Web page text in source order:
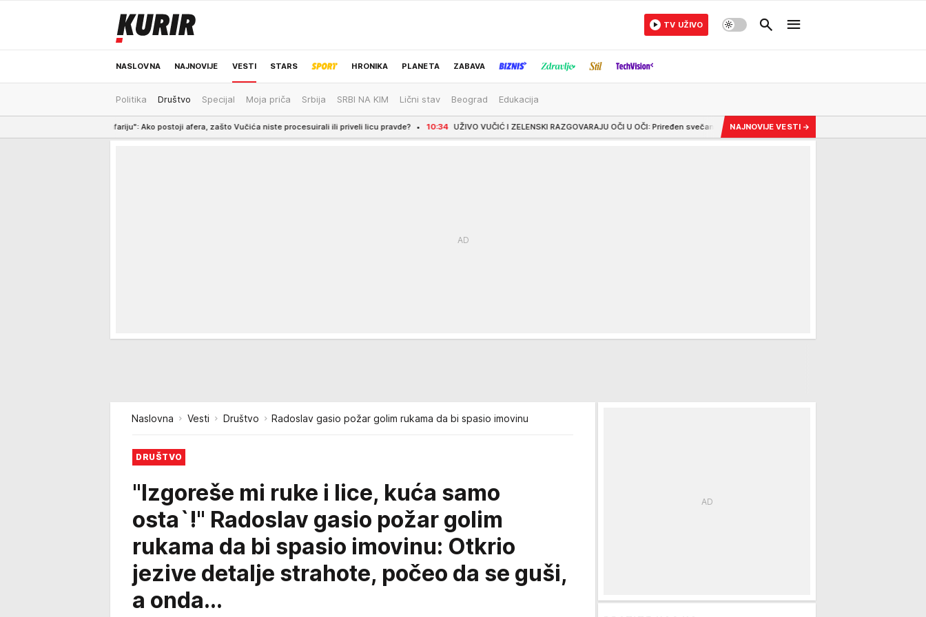
NASLOVNA NAJNOVIJE VESTI STARS HRONIKA PLANETA ZABAVA
ODRŽIVA BUDUĆNOST REGION NEWS IZBOR UREDNIKA
TV UŽIVO
Politika Društvo Specijal Moja priča Srbija SRBI NA KIM Lični stav Beograd Edukacija
safariju": Ako postoji afera, zašto Vučića niste procesuirali ili priveli licu pravde? 10:34 UŽIVO VUČIĆ I ZELENSKI RAZGOVARAJU OČI U OČI: Priređen svečani doček za ukrajinskoj predsednika, veliki broj gardista ispred Palate Srbija
NAJNOVIJE VESTI →
Naslovna Vesti Društvo Radoslav gasio požar golim rukama da bi spasio imovinu
DRUŠTVO
"Izgoreše mi ruke i lice, kuća samo
osta`!" Radoslav gasio požar golim
rukama da bi spasio imovinu: Otkrio
jezive detalje strahote, počeo da se guši,
a onda...